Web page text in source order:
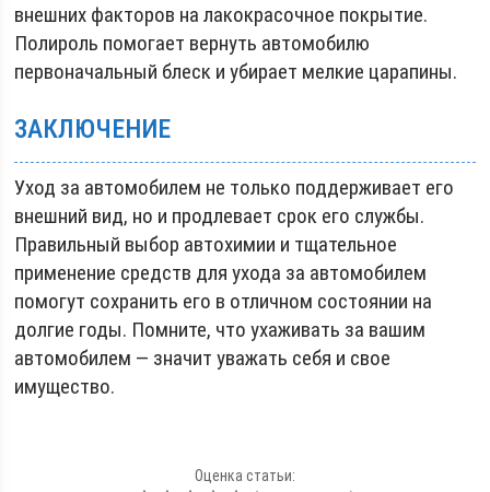
внешних факторов на лакокрасочное покрытие.
Полироль помогает вернуть автомобилю
первоначальный блеск и убирает мелкие царапины.
ЗАКЛЮЧЕНИЕ
Уход за автомобилем не только поддерживает его
внешний вид, но и продлевает срок его службы.
Правильный выбор автохимии и тщательное
применение средств для ухода за автомобилем
помогут сохранить его в отличном состоянии на
долгие годы. Помните, что ухаживать за вашим
автомобилем — значит уважать себя и свое
имущество.
Оценка статьи: